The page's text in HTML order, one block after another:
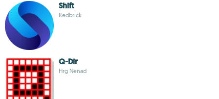
Shift
Redbrick
Q-Dir
Hrg Nenad